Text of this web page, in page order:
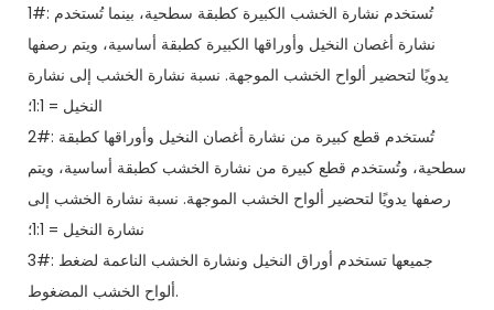
1#: تُستخدم نشارة الخشب الكبيرة كطبقة سطحية، بينما تُستخدم
نشارة أغصان النخيل وأوراقها الكبيرة كطبقة أساسية، ويتم رصفها
يدويًا لتحضير ألواح الخشب الموجهة. نسبة نشارة الخشب إلى نشارة
النخيل = 1:1؛
2#: تُستخدم قطع كبيرة من نشارة أغصان النخيل وأوراقها كطبقة
سطحية، وتُستخدم قطع كبيرة من نشارة الخشب كطبقة أساسية، ويتم
رصفها يدويًا لتحضير ألواح الخشب الموجهة. نسبة نشارة الخشب إلى
نشارة النخيل = 1:1؛
3#: جميعها تستخدم أوراق النخيل ونشارة الخشب الناعمة لضغط
ألواح الخشب المضغوط.